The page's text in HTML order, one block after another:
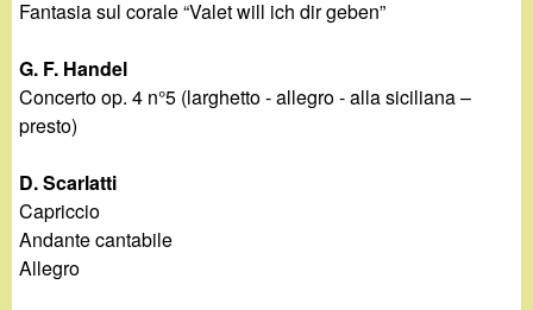
Fantasia sul corale “Valet will ich dir geben”
G. F. Handel
Concerto op. 4 n°5 (larghetto - allegro - alla siciliana –
presto)
D. Scarlatti
Capriccio
Andante cantabile
Allegro